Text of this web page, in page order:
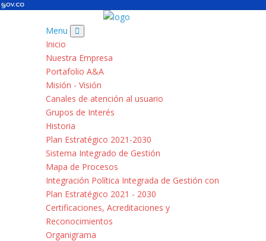
Menu
Inicio
Nuestra Empresa
Portafolio A&A
Misión - Visión
Canales de atención al usuario
Grupos de Interés
Historia
Plan Estratégico 2021-2030
Sistema Integrado de Gestión
Mapa de Procesos
Integración Política Integrada de Gestión con
Plan Estratégico 2021 - 2030
Certificaciones, Acreditaciones y
Reconocimientos
Organigrama